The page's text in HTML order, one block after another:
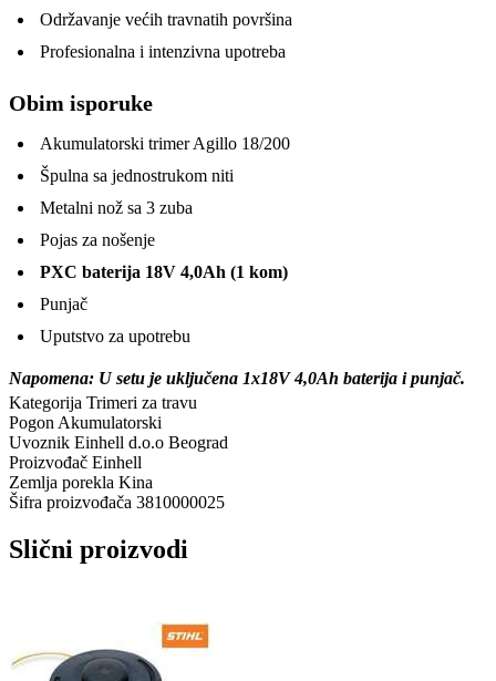
Održavanje većih travnatih površina
Profesionalna i intenzivna upotreba
Obim isporuke
Akumulatorski trimer Agillo 18/200
Špulna sa jednostrukom niti
Metalni nož sa 3 zuba
Pojas za nošenje
PXC baterija 18V 4,0Ah (1 kom)
Punjač
Uputstvo za upotrebu
Napomena: U setu je uključena 1x18V 4,0Ah baterija i punjač.
Kategorija Trimeri za travu
Pogon Akumulatorski
Uvoznik Einhell d.o.o Beograd
Proizvođač Einhell
Zemlja porekla Kina
Šifra proizvođača 3810000025
Slični proizvodi